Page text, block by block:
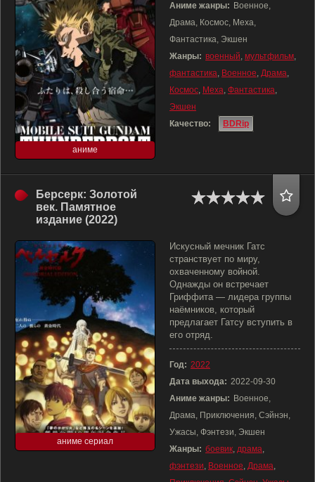
аниме
Аниме жанры: Военное,
Драма, Космос, Меха,
Фантастика, Экшен
Жанры: военный, мультфильм,
фантастика, Военное, Драма,
Космос, Меха, Фантастика,
Экшен
Качество:
BDRip
Берсерк: Золотой
век. Памятное
издание (2022)
аниме сериал
Искусный мечник Гатс
странствует по миру,
охваченному войной.
Однажды он встречает
Гриффита — лидера группы
наёмников, который
предлагает Гатсу вступить в
его отряд.
Год: 2022
Дата выхода: 2022-09-30
Аниме жанры: Военное,
Драма, Приключения, Сэйнэн,
Ужасы, Фэнтези, Экшен
Жанры: боевик, драма,
фэнтези, Военное, Драма,